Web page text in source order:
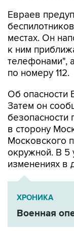
Евраев
местах. Он
к ним
телефонами",
по номеру 112.
Об опасности
Затем он
в сторону
Московского
окружной. В 5
изменениях в
ХРОНИКА
Военная